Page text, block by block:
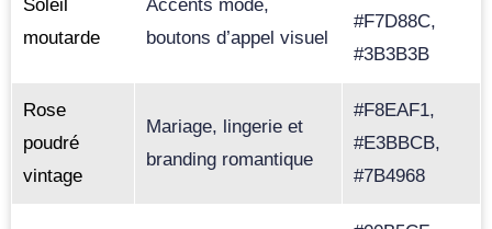
Soleil
moutarde
Accents mode,
boutons d’appel visuel
#F7D88C,
#3B3B3B
Rose
poudré
vintage
Mariage, lingerie et
branding romantique
#F8EAF1,
#E3BBCB,
#7B4968